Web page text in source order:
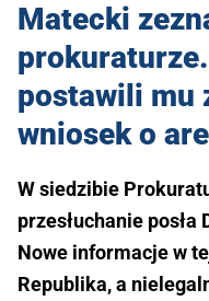
Matecki
postawili mu
wniosek o
W siedzibie
przesłuchanie
Nowe informacje w
Republika, a